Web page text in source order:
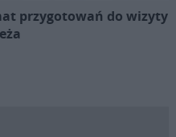
przygotowań do wizyty